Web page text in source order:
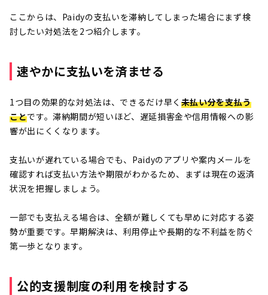
ここからは、Paidyの支払いを滞納してしまった場合にまず検
討したい対処法を2つ紹介します。
速やかに支払いを済ませる
1つ目の効果的な対処法は、できるだけ早く 未払い分を支払う
ことです。滞納期間が短いほど、遅延損害金や信用情報への影
響が出にくくなります。
支払いが遅れている場合でも、Paidyのアプリや案内メールを
確認すれば支払い方法や期限がわかるため、まずは現在の返済
状況を把握しましょう。
一部でも支払える場合は、全額が難しくても早めに対応する姿
勢が重要です。早期解決は、利用停止や長期的な不利益を防ぐ
第一歩となります。
公的支援制度の利用を検討する